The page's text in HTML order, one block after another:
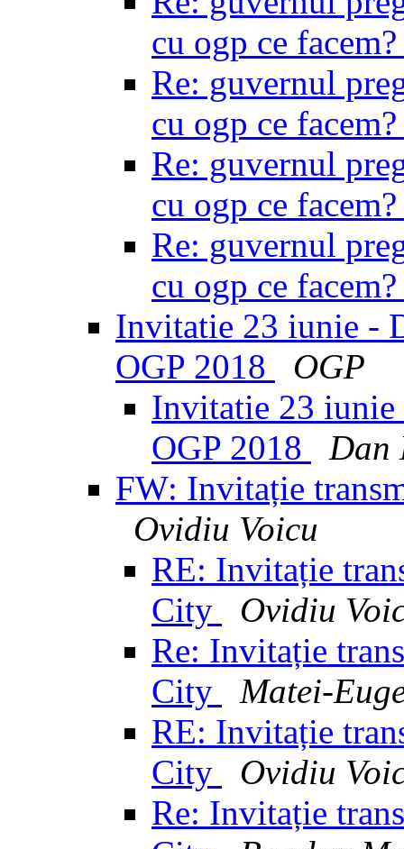
cu ogp ce
Re: guvernul
cu ogp ce
Re: guvernul
cu ogp ce
Re: guvernul
cu ogp ce
Invitatie 23 iunie -
OGP 2018
OGP
Invitatie 23 iunie
OGP 2018
Dan
FW: Invitație
Ovidiu Voicu
RE: Invitație
City
Ovidiu
Re: Invitație
City
Matei-
RE: Invitație
City
Ovidiu
Re: Invitație